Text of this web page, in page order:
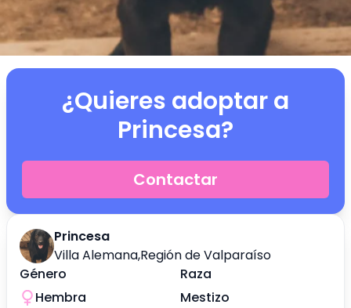
Princesa
Villa Alemana,Región de Valparaíso
Género
Hembra
Raza
Mestizo
¿Quieres adoptar a
Princesa?
Contactar